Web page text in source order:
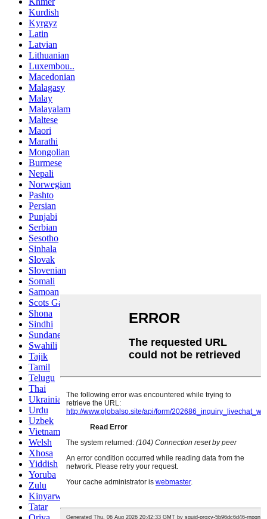
Kurdish
Kyrgyz
Latin
Latvian
Lithuanian
Luxembou..
Macedonian
Malagasy
Malay
Malayalam
Maltese
Maori
Marathi
Mongolian
Burmese
Nepali
Norwegian
Pashto
Persian
Punjabi
Serbian
Sesotho
Sinhala
Slovak
Slovenian
Somali
Samoan
Scots Gaelic
Shona
Sindhi
Sundanese
Swahili
Tajik
Tamil
Telugu
Thai
Ukrainian
Urdu
Uzbek
Vietnamese
Welsh
Xhosa
Yiddish
Yoruba
Zulu
Kinyarwanda
Tatar